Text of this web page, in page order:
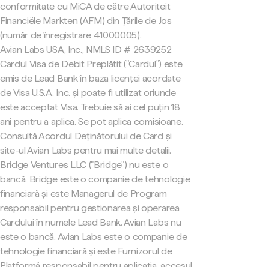
conformitate cu MiCA de către Autoriteit
Financiële Markten (AFM) din Țările de Jos
(număr de înregistrare 41000005).
Avian Labs USA, Inc., NMLS ID # 2639252
Cardul Visa de Debit Preplătit ("Cardul") este
emis de Lead Bank în baza licenței acordate
de Visa U.S.A. Inc. și poate fi utilizat oriunde
este acceptat Visa. Trebuie să ai cel puțin 18
ani pentru a aplica. Se pot aplica comisioane.
Consultă Acordul Deținătorului de Card și
site-ul Avian Labs pentru mai multe detalii.
Bridge Ventures LLC ("Bridge") nu este o
bancă. Bridge este o companie de tehnologie
financiară și este Managerul de Program
responsabil pentru gestionarea și operarea
Cardului în numele Lead Bank. Avian Labs nu
este o bancă. Avian Labs este o companie de
tehnologie financiară și este Furnizorul de